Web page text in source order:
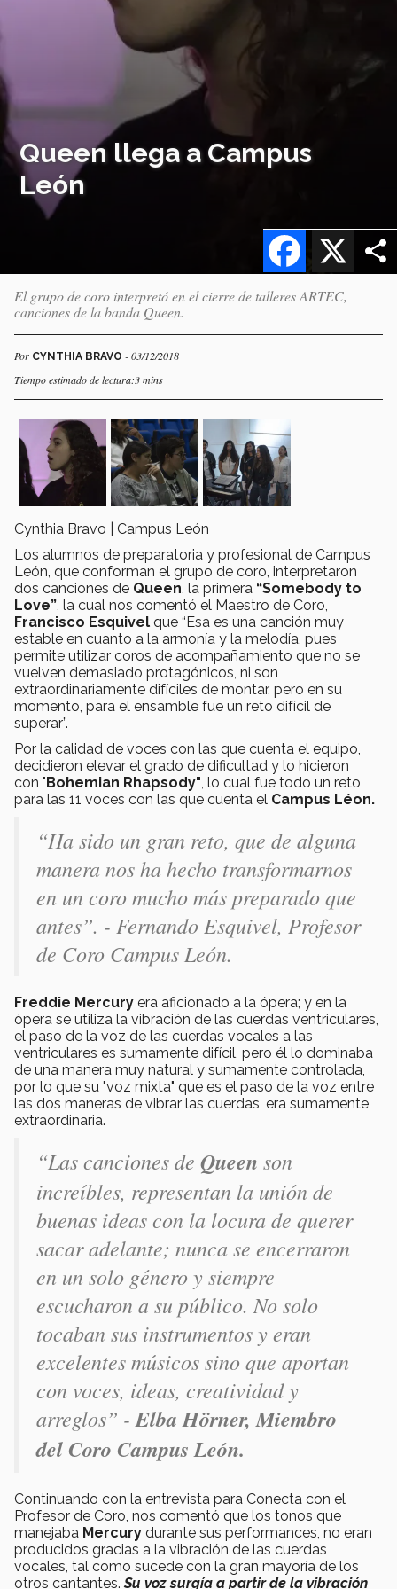
Queen llega a Campus
León
X
Facebook
El grupo de coro interpretó en el cierre de talleres ARTEC,
canciones de la banda Queen.
Por CYNTHIA BRAVO - 03/12/2018
Tiempo estimado de lectura:3 mins
Cynthia Bravo | Campus León
Los alumnos de preparatoria y profesional de Campus
León, que conforman el grupo de coro, interpretaron
dos canciones de Queen , la primera “Somebody to
Love” , la cual nos comentó el Maestro de Coro,
Francisco Esquivel que “Esa es una canción muy
estable en cuanto a la armonía y la melodía, pues
permite utilizar coros de acompañamiento que no se
vuelven demasiado protagónicos, ni son
extraordinariamente difíciles de montar, pero en su
momento, para el ensamble fue un reto difícil de
superar”.
Por la calidad de voces con las que cuenta el equipo,
decidieron elevar el grado de dificultad y lo hicieron
con "Bohemian Rhapsody" , lo cual fue todo un reto
para las 11 voces con las que cuenta el Campus Léon.
“Ha sido un gran reto, que de alguna
manera nos ha hecho transformarnos
en un coro mucho más preparado que
antes”. - Fernando Esquivel, Profesor
de Coro Campus León.
Freddie Mercury era aficionado a la ópera; y en la
ópera se utiliza la vibración de las cuerdas ventriculares,
el paso de la voz de las cuerdas vocales a las
ventriculares es sumamente difícil, pero él lo dominaba
de una manera muy natural y sumamente controlada,
por lo que su "voz mixta" que es el paso de la voz entre
las dos maneras de vibrar las cuerdas, era sumamente
extraordinaria.
“Las canciones de Queen son
increíbles, representan la unión de
buenas ideas con la locura de querer
sacar adelante; nunca se encerraron
en un solo género y siempre
escucharon a su público. No solo
tocaban sus instrumentos y eran
excelentes músicos sino que aportan
con voces, ideas, creatividad y
arreglos” - Elba Hörner, Miembro
del Coro Campus León.
Continuando con la entrevista para Conecta con el
Profesor de Coro, nos comentó que los tonos que
manejaba Mercury durante sus performances, no eran
producidos gracias a la vibración de las cuerdas
vocales, tal como sucede con la gran mayoría de los
otros cantantes.Su voz surgía a partir de la vibración